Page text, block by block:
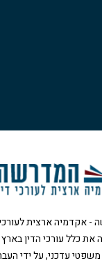
- אקדמיה ארצית לעורכי
את כלל עורכי הדין בארץ
עדכני, על ידי